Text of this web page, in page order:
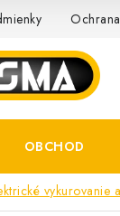
OBCHOD
vykurovanie